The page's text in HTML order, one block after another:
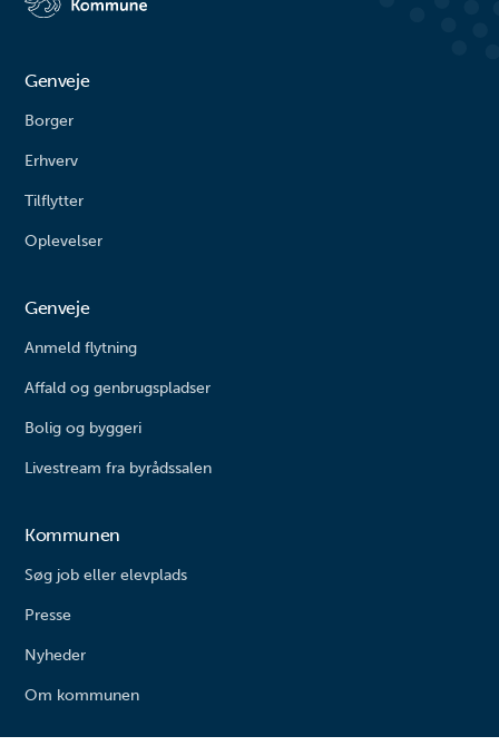
vipper og klatrestativ til
Genveje
Borger
Erhverv
Tilflytter
Oplevelser
Genveje
Anmeld flytning
Affald og genbrugspladser
Bolig og byggeri
Livestream fra byrådssalen
Kommunen
Søg job eller elevplads
Presse
Nyheder
Om kommunen